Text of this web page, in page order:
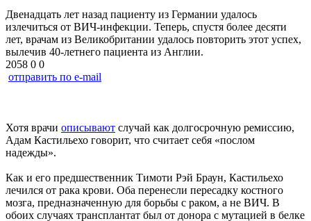
Двенадцать лет назад пациенту из Германии удалось
излечиться от ВИЧ-инфекции. Теперь, спустя более десяти
лет, врачам из Великобритании удалось повторить этот успех,
вылечив 40-летнего пациента из Англии.
2058 0 0
отправить по e-mail
Хотя врачи описывают случай как долгосрочную ремиссию,
Адам Кастильехо говорит, что считает себя «послом
надежды».
Как и его предшественник Тимоти Рэй Браун, Кастильехо
лечился от рака крови. Оба перенесли пересадку костного
мозга, предназначенную для борьбы с раком, а не ВИЧ. В
обоих случаях трансплантат был от донора с мутацией в белке